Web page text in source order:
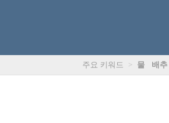
주요 키워드 > 물 배추